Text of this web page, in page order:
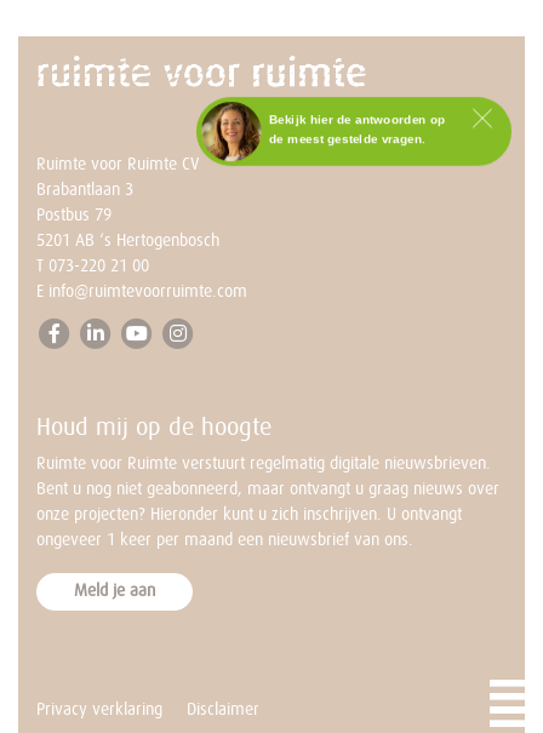
Bekijk hier de antwoorden op
de meest gestelde vragen.
Ruimte voor Ruimte CV
Brabantlaan 3
Postbus 79
5201 AB ‘s Hertogenbosch
073-220 21 00
E info@ruimtevoorruimte.com
Houd mij op de hoogte
Ruimte voor Ruimte verstuurt regelmatig digitale nieuwsbrieven.
Bent u nog niet geabonneerd, maar ontvangt u graag nieuws over
onze projecten? Hieronder kunt u zich inschrijven. U ontvangt
ongeveer 1 keer per maand een nieuwsbrief van ons.
Meld je aan
Privacy verklaring Disclaimer